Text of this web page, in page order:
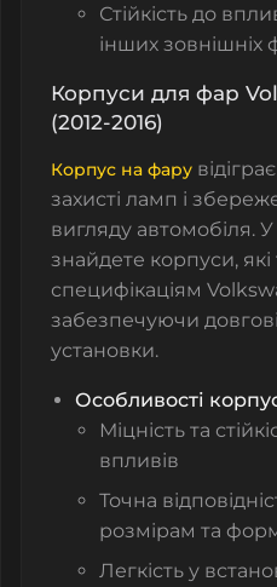
Стійкість до
інших зовнішніх
Корпуси для фар
(2012-2016)
Корпус на фару
захисті ламп і
вигляду автомобіля.
знайдете корпуси,
специфікаціям
забезпечуючи
установки.
Особливості
Міцність та
впливів
Точна
розмірам та
Легкість у